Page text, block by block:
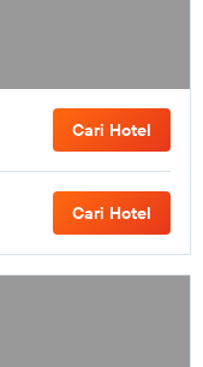
Cari Hotel
Cari Hotel